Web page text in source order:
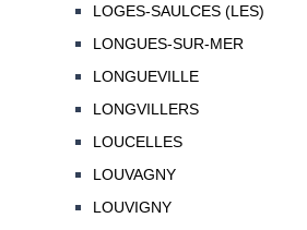
LOGES-SAULCES (LES)
LONGUES-SUR-MER
LONGUEVILLE
LONGVILLERS
LOUCELLES
LOUVAGNY
LOUVIGNY